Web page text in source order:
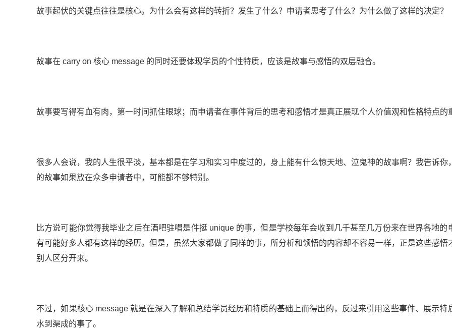
故事起伏的关键点往往是核心。为什么会有这样的转折？发生了什么？申请者思考了什么？为什么做了这样的决定？
故事在 carry on 核心 message 的同时还要体现学员的个性特质，应该是故事与感悟的双层融合。
故事要写得有血有肉，第一时间抓住眼球；而申请者在事件背后的思考和感悟才是真正展现个人价值观和性格特点的
很多人会说，我的人生很平淡，基本都是在学习和实习中度过的，身上能有什么惊天地、泣鬼神的故事啊？我告诉你
的故事如果放在众多申请者中，可能都不够特别。
比方说可能你觉得我毕业之后在酒吧驻唱是件挺 unique 的事，但是学校每年会收到几千甚至几万份来在世界各地的
有可能好多人都有这样的经历。但是，虽然大家都做了同样的事，所分析和领悟的内容却不容易一样，正是这些感悟
别人区分开来。
不过，如果核心 message 就是在深入了解和总结学员经历和特质的基础上而得出的，反过来引用这些事件、展示特
水到渠成的事了。